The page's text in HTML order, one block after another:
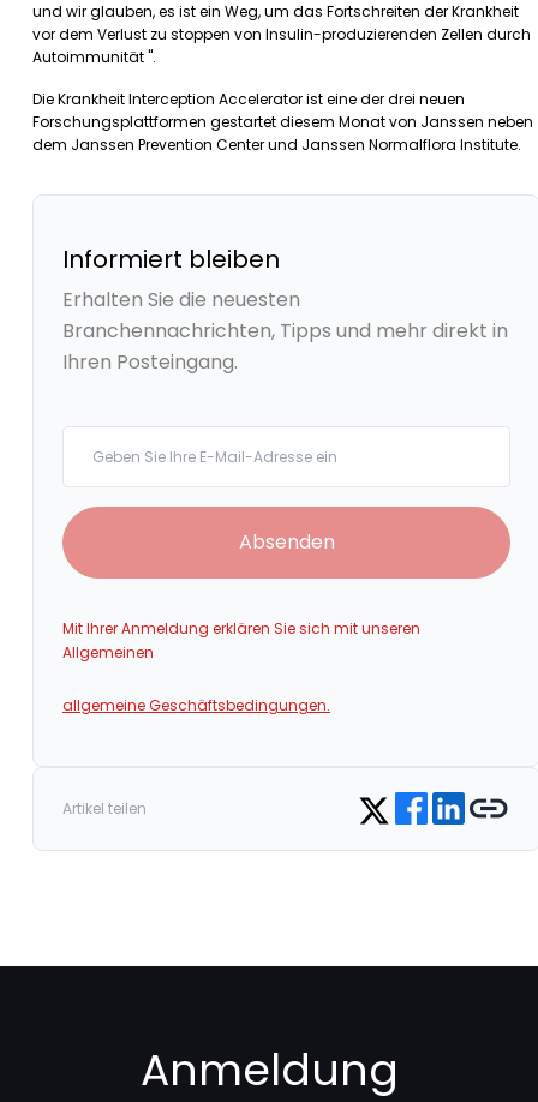
und wir glauben, es ist ein Weg, um das Fortschreiten der Krankheit
vor dem Verlust zu stoppen von Insulin-produzierenden Zellen durch
Autoimmunität ".
Die Krankheit Interception Accelerator ist eine der drei neuen
Forschungsplattformen gestartet diesem Monat von Janssen neben
dem Janssen Prevention Center und Janssen Normalflora Institute.
Informiert bleiben
Erhalten Sie die neuesten
Branchennachrichten, Tipps und mehr direkt in
Ihren Posteingang.
Absenden
Mit Ihrer Anmeldung erklären Sie sich mit unseren
Allgemeinen
allgemeine Geschäftsbedingungen.
Artikel teilen Share on Twitter
Share on Facebook
Share onCopy link
Anmeldung